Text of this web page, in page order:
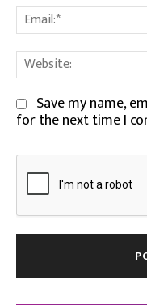
Save my name,
for the next time I